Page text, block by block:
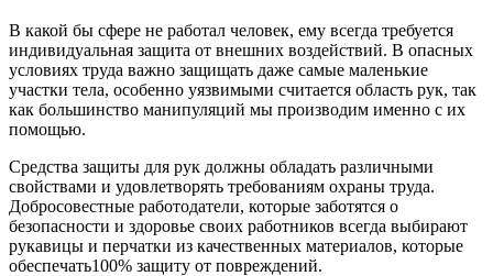
В какой бы сфере не работал человек, ему всегда требуется
индивидуальная защита от внешних воздействий. В опасных
условиях труда важно защищать даже самые маленькие
участки тела, особенно уязвимыми считается область рук, так
как большинство манипуляций мы производим именно с их
помощью.
Средства защиты для рук должны обладать различными
свойствами и удовлетворять требованиям охраны труда.
Добросовестные работодатели, которые заботятся о
безопасности и здоровье своих работников всегда выбирают
рукавицы и перчатки из качественных материалов, которые
обеспечать100% защиту от повреждений.